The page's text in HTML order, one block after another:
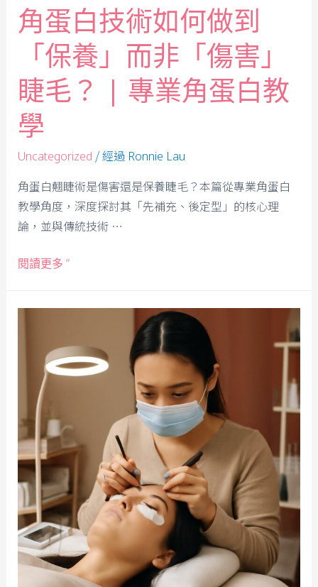
角蛋白技術如何做到
「保養」而非「傷害」
睫毛？ | 專業角蛋白教
學
Uncategorized / 經過 Ronnie Lau
角蛋白翹睫術是傷害還是保養睫毛？本篇從專業角蛋白
教學角度，深度探討其「先補充、後定型」的核心理
論，並與傳統技術 …
閱讀更多 ”